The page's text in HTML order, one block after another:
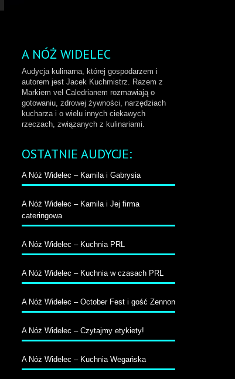
A NÓŻ WIDELEC
Audycja kulinarna, której gospodarzem i
autorem jest Jacek Kuchmistrz. Razem z
Markiem vel Caledrianem rozmawiają o
gotowaniu, zdrowej żywności, narzędziach
kucharza i o wielu innych ciekawych
rzeczach, związanych z kulinariami.
OSTATNIE AUDYCJE:
A Nóż Widelec – Kamila i Gabrysia
A Nóż Widelec – Kamila i Jej firma
cateringowa
A Nóż Widelec – Kuchnia PRL
A Nóż Widelec – Kuchnia w czasach PRL
A Nóż Widelec – October Fest i gość Zennon
A Nóż Widelec – Czytajmy etykiety!
A Nóż Widelec – Kuchnia Wegańska